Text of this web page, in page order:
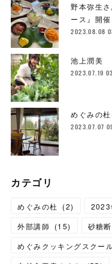
野本弥生
ース』開
2023.08.08
池上潤美
2023.07.19
めぐみの
2023.07.07
カテゴリ
めぐみの杜 (2) 2023
外部講師 (15) 砂糖
めぐみクッキングスクー